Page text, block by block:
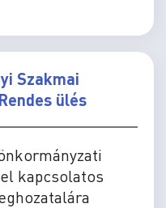
Szakmai
ülés
kapcsolatos